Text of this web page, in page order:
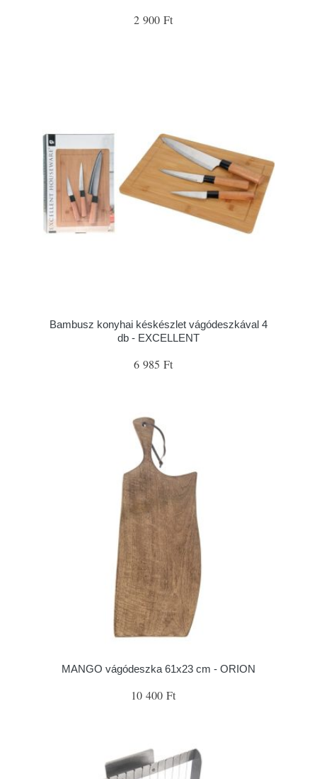
2 900 Ft
Bambusz konyhai késkészlet vágódeszkával 4
db - EXCELLENT
6 985 Ft
MANGO vágódeszka 61x23 cm - ORION
10 400 Ft